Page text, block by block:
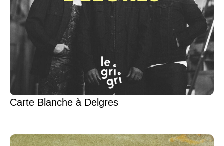
Carte Blanche à Delgres